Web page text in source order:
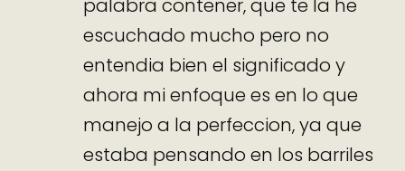
palabra contener, que te la he
escuchado mucho pero no
entendia bien el significado y
ahora mi enfoque es en lo que
manejo a la perfeccion, ya que
estaba pensando en los barriles